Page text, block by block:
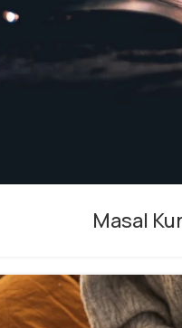
Masal